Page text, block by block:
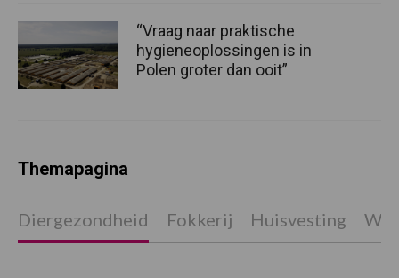
“Vraag naar praktische
hygieneoplossingen is in
Polen groter dan ooit”
Themapagina
Diergezondheid Fokkerij Huisvesting